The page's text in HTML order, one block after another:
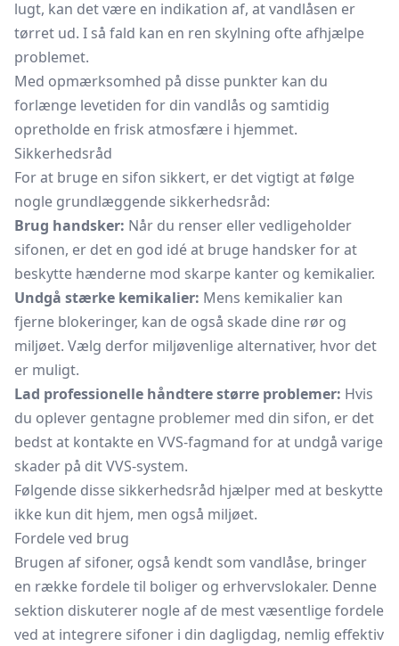
lugt, kan det være en indikation af, at vandlåsen er
tørret ud. I så fald kan en ren skylning ofte afhjælpe
problemet.
Med opmærksomhed på disse punkter kan du
forlænge levetiden for din vandlås og samtidig
opretholde en frisk atmosfære i hjemmet.
Sikkerhedsråd
For at bruge en sifon sikkert, er det vigtigt at følge
nogle grundlæggende sikkerhedsråd:
Brug handsker: Når du renser eller vedligeholder
sifonen, er det en god idé at bruge handsker for at
beskytte hænderne mod skarpe kanter og kemikalier.
Undgå stærke kemikalier: Mens kemikalier kan
fjerne blokeringer, kan de også skade dine rør og
miljøet. Vælg derfor miljøvenlige alternativer, hvor det
er muligt.
Lad professionelle håndtere større problemer: Hvis
du oplever gentagne problemer med din sifon, er det
bedst at kontakte en VVS-fagmand for at undgå varige
skader på dit VVS-system.
Følgende disse sikkerhedsråd hjælper med at beskytte
ikke kun dit hjem, men også miljøet.
Fordele ved brug
Brugen af sifoner, også kendt som vandlåse, bringer
en række fordele til boliger og erhvervslokaler. Denne
sektion diskuterer nogle af de mest væsentlige fordele
ved at integrere sifoner i din dagligdag, nemlig effektiv